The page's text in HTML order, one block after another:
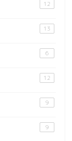
12
13
6
12
9
9